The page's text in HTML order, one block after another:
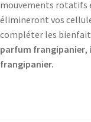
mouvements rotatifs
élimineront vos
compléter les
parfum frangipanier,
frangipanier.